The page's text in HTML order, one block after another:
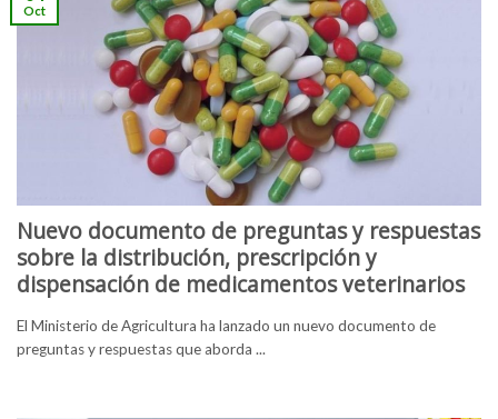
Nuevo documento de preguntas y respuestas
sobre la distribución, prescripción y
dispensación de medicamentos veterinarios
El Ministerio de Agricultura ha lanzado un nuevo documento de
preguntas y respuestas que aborda ...
Oct